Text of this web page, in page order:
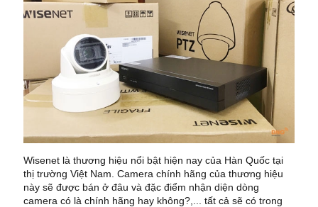
Wisenet là thương hiệu nổi bật hiện nay của Hàn Quốc tại
thị trường Việt Nam. Camera chính hãng của thương hiệu
này sẽ được bán ở đâu và đặc điểm nhận diện dòng
camera có là chính hãng hay không?,... tất cả sẽ có trong